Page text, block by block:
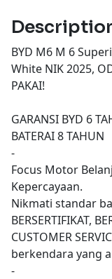
BYD M6 M 6
White NIK 2025,
PAKAI!
GARANSI BYD 6
BATERAI 8 TAHUN
-
Focus Motor
Kepercayaan.
Nikmati standar
BERSERTIFIKAT,
CUSTOMER
berkendara yang
-